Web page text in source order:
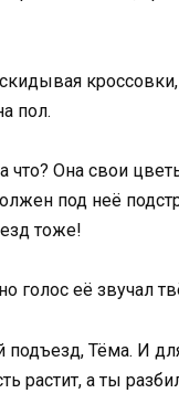
пол.
что? Она свои
под неё
тоже!
голос её звучал
Тёма. И
растит, а ты